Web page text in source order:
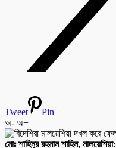
Tweet
Pin
অ- অ+
মোঃ শাহিনুর রহমান শাহিন, মালয়েশিয়া: